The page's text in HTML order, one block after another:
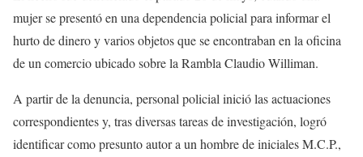
mujer se presentó en una dependencia policial para informar el
hurto de dinero y varios objetos que se encontraban en la oficina
de un comercio ubicado sobre la Rambla Claudio Williman.
A partir de la denuncia, personal policial inició las actuaciones
correspondientes y, tras diversas tareas de investigación, logró
identificar como presunto autor a un hombre de iniciales M.C.P.,